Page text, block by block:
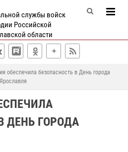
службы войск
Российской
области
обеспечила безопасность в День города
Ярославля
ДЕНЬ ГОРОДА